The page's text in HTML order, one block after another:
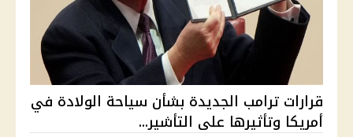
قرارات ترامب الجديدة بشأن سياحة الولادة في
أمريكا وتأثيرها على التأشير...